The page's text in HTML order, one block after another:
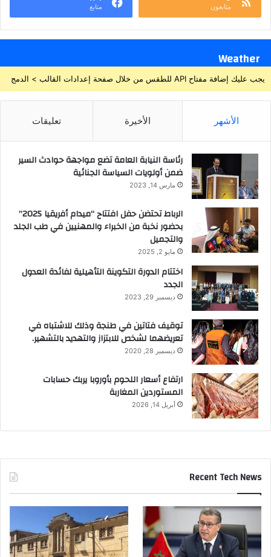
متابعون متابع
Weather
يجب عليك إضافة مفتاح API للطقس من خلال صفحة إعدادات القالب > الدمج
الأشهر الأخيرة تعليقات
رئاسة النيابة العامة تضع مواجهة حوادث السير
ضمن أولويات السياسة الجنائية
مارس 14, 2023
الرباط تحتضن حفل افتتاح “ميدام أفريقيا 2025”
بحضور نخبة من الخبراء والمهنيين في طب الجلد
والتجميل
مايو 2, 2025
اختتام الدورة التكوينة التأهيلية لفائدة العدول
الجدد
ديسمبر 29, 2023
توقيف فتاتين في طنجة وذلك للاشتباه في
تعريضهما لشخص للابتزاز والتهديد بالتشهير.
ديسمبر 28, 2020
ارتفاع أسعار اللحوم بأوروبا يربك حسابات
المستوردين المغاربة
أبريل 14, 2026
Recent Tech News